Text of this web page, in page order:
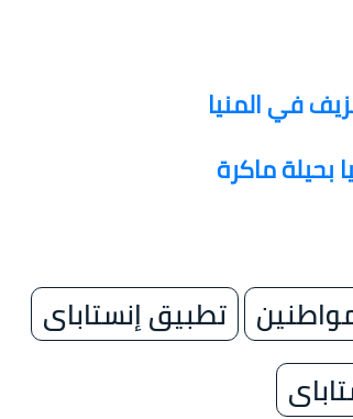
ماكرة
تطبيق إنستاباى